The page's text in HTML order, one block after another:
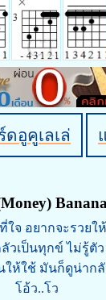
ดอูคูเลเล่
ใจ อยากจะรวยใ
วเป็นทุกข์ ไม่รู้ตัว
ให้ใช้ มันก็ดูน่าก
โอ้ว..โว